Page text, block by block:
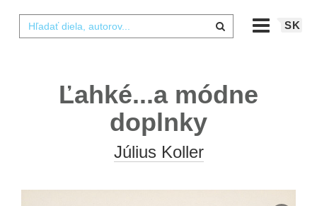
SK
Ľahké...a módne
doplnky
Július Koller